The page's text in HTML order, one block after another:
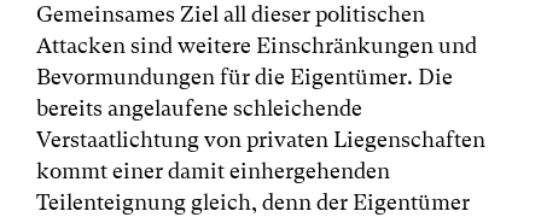
Gemeinsames Ziel all dieser politischen
Attacken sind weitere Einschränkungen und
Bevormundungen für die Eigentümer. Die
bereits angelaufene schleichende
Verstaatlichtung von privaten Liegenschaften
kommt einer damit einhergehenden
Teilenteignung gleich, denn der Eigentümer